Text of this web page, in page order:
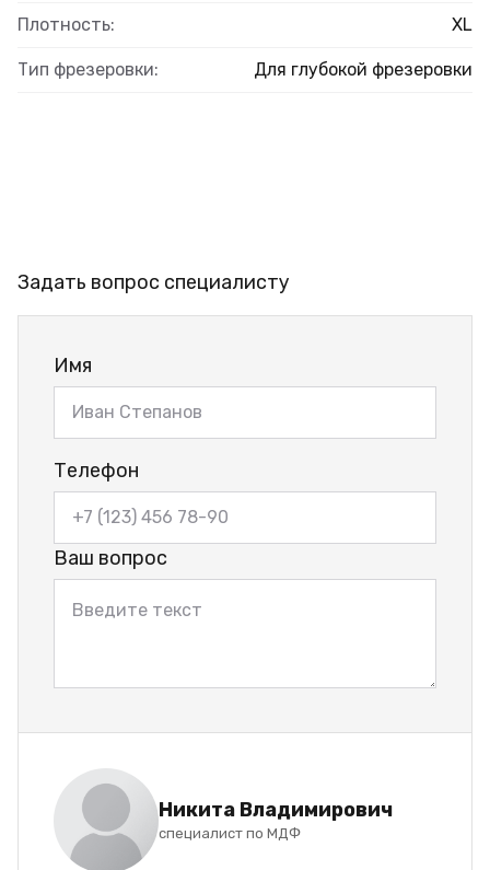
Плотность: XL
Тип фрезеровки: Для глубокой фрезеровки
Задать вопрос специалисту
Имя
Телефон
Ваш вопрос
Никита Владимирович
специалист по МДФ